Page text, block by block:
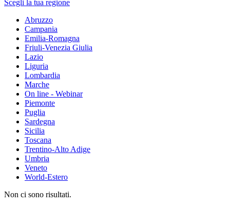
Scegli la tua regione
Abruzzo
Campania
Emilia-Romagna
Friuli-Venezia Giulia
Lazio
Liguria
Lombardia
Marche
On line - Webinar
Piemonte
Puglia
Sardegna
Sicilia
Toscana
Trentino-Alto Adige
Umbria
Veneto
World-Estero
Non ci sono risultati.